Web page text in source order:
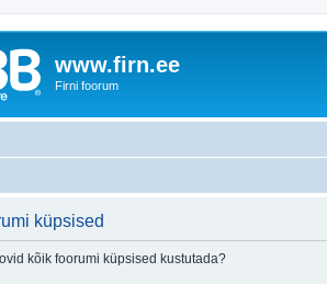
www.firn.ee
Firni foorum
küpsised
kõik foorumi küpsised kustutada?